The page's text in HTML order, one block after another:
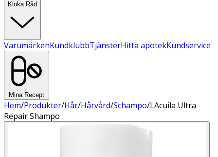
Kloka Råd
VarumärkenKundklubbTjänsterHitta apotekKundservice
Mina Recept
Hem/Produkter/Hår/Hårvård/Schampo/LAcuila Ultra
Repair Shampo